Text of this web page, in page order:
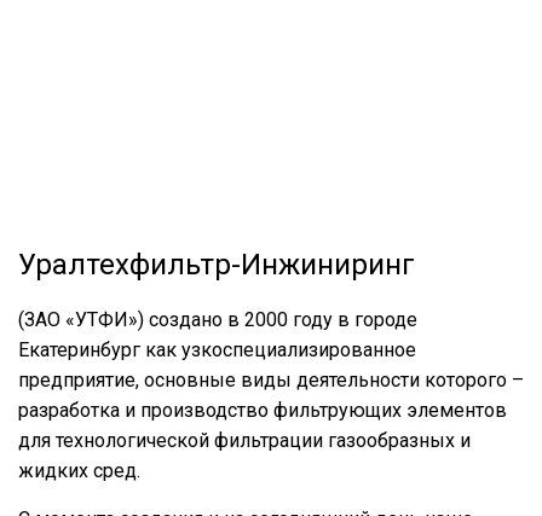
Уралтехфильтр-Инжиниринг
(ЗАО «УТФИ») создано в 2000 году в городе
Екатеринбург как узкоспециализированное
предприятие, основные виды деятельности которого –
разработка и производство фильтрующих элементов
для технологической фильтрации газообразных и
жидких сред.